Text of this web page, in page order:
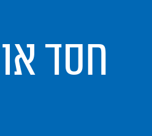
חסד